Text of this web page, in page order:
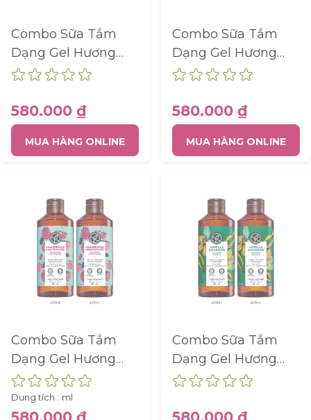
Combo Sữa Tắm
Dạng Gel Hương
Dừa Và Hương Biển
580.000 ₫
MUA HÀNG ONLINE
Combo Sữa Tắm
Dạng Gel Hương
Biển Và Hương Yến
580.000 ₫
MUA HÀNG ONLINE
Combo Sữa Tắm
Dạng Gel Hương
Mâm Xôi Đỏ Và Bạc
Hà
Dung tích : ml
Combo Sữa Tắm
Dạng Gel Hương
Vanilla
Thông số sản phẩm
Một bộ cookie để thu thập thông tin
và báo cáo về số liệu thống kê sử
dụng trang web mà không nhận dạng
Thông số sản phẩm